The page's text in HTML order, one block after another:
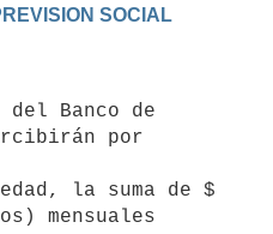
SOCIAL
por
la suma de $
mensuales